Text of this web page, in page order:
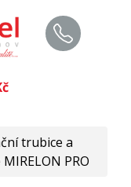
trubice a
PRO